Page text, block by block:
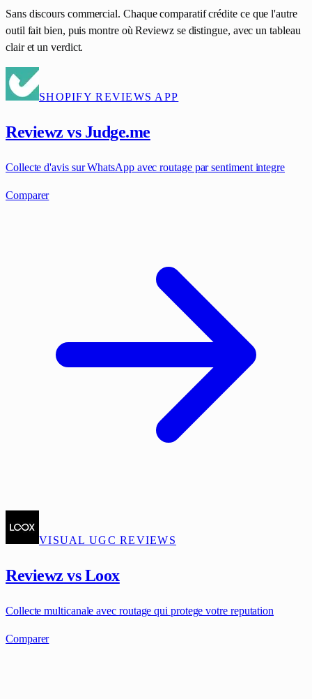
Sans discours commercial. Chaque comparatif crédite ce que l'autre
outil fait bien, puis montre où Reviewz se distingue, avec un tableau
clair et un verdict.
SHOPIFY REVIEWS APP
Reviewz vs Judge.me
Collecte d'avis sur WhatsApp avec routage par sentiment integre
Comparer
VISUAL UGC REVIEWS
Reviewz vs Loox
Collecte multicanale avec routage qui protege votre reputation
Comparer